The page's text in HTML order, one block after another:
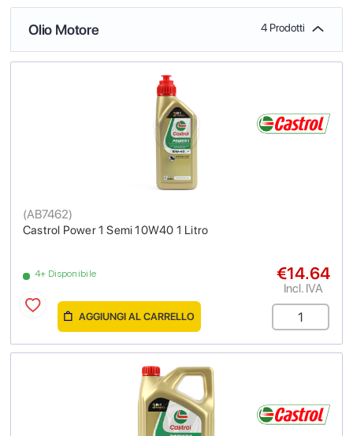
Olio Motore 4 Prodotti
Castrol Power 1 Semi 10W40 1 Litro
(AB7462)
4+ Disponibile €14.64
Incl. IVA
AGGIUNGI AL CARRELLO